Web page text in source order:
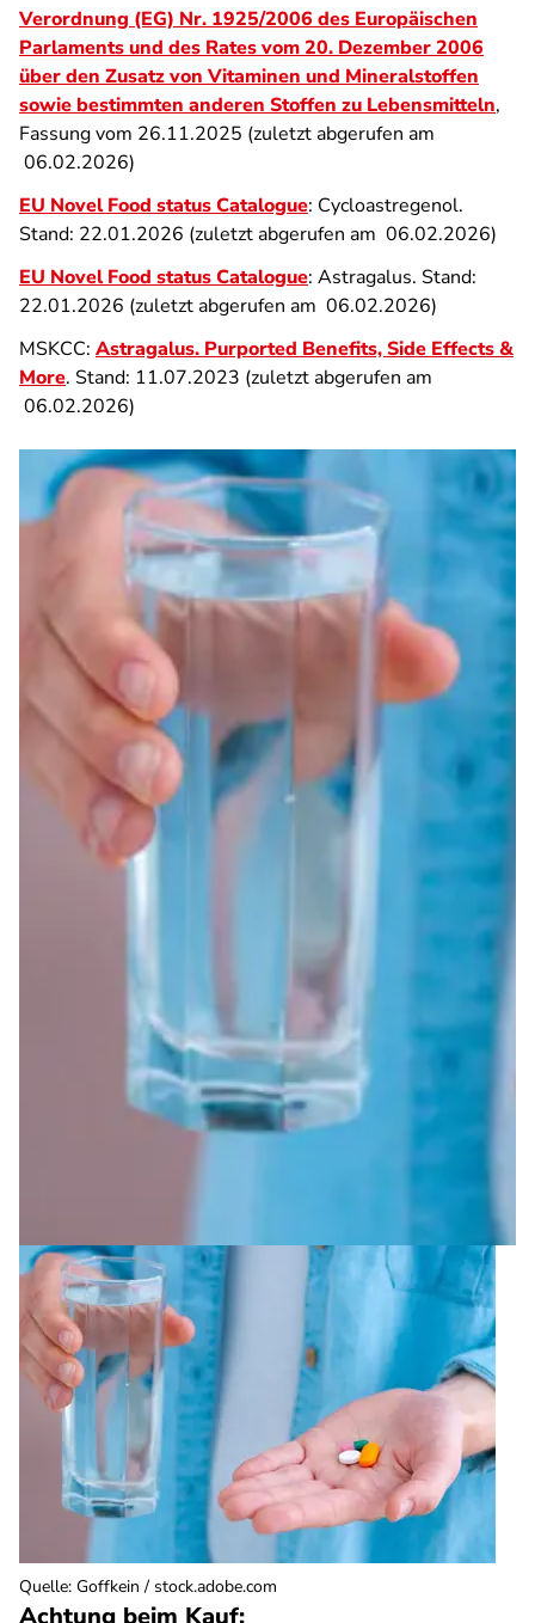
Verordnung (EG) Nr. 1925/2006 des Europäischen
Parlaments und des Rates vom 20. Dezember 2006
über den Zusatz von Vitaminen und Mineralstoffen
sowie bestimmten anderen Stoffen zu Lebensmitteln,
Fassung vom 26.11.2025 (zuletzt abgerufen am
06.02.2026)
EU Novel Food status Catalogue: Cycloastregenol.
Stand: 22.01.2026 (zuletzt abgerufen am 06.02.2026)
EU Novel Food status Catalogue: Astragalus. Stand:
22.01.2026 (zuletzt abgerufen am 06.02.2026)
MSKCC: Astragalus. Purported Benefits, Side Effects &
More. Stand: 11.07.2023 (zuletzt abgerufen am
06.02.2026)
Achtung beim Kauf:
Quelle: Goffkein / stock.adobe.com